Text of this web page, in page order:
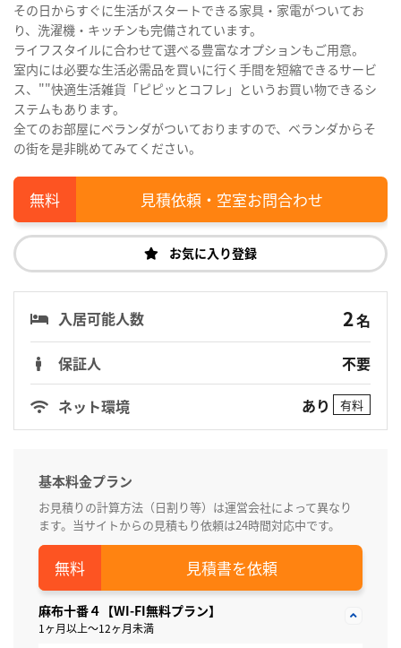
その日からすぐに生活がスタートできる家具・家電がついてお
り、洗濯機・キッチンも完備されています。
ライフスタイルに合わせて選べる豊富なオプションもご用意。
室内には必要な生活必需品を買いに行く手間を短縮できるサービ
ス、""快適生活雑貨「ピピッとコフレ」というお買い物できるシ
ステムもあります。
全てのお部屋にベランダがついておりますので、ベランダからそ
の街を是非眺めてみてください。
見積依頼・空室お問合わせ
お気に入り登録
入居可能人数 2名
保証人
不要
ネット環境
あり 有料
基本料金プラン
お見積りの計算方法（日割り等）は運営会社によって異なり
ます。当サイトからの見積もり依頼は24時間対応中です。
見積書を依頼
麻布十番４【WI-FI無料プラン】
1ヶ月以上～12ヶ月未満